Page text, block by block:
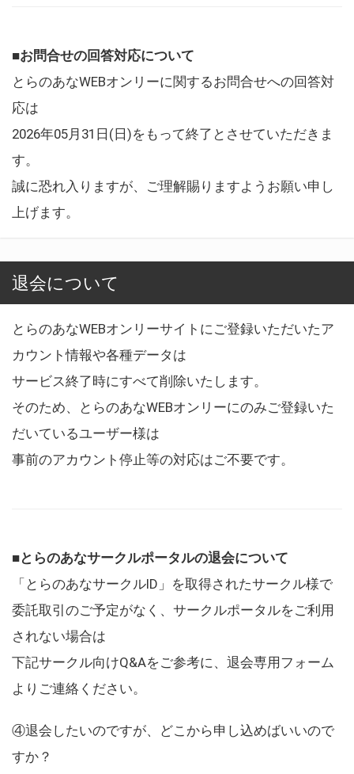
■お問合せの回答対応について
とらのあなWEBオンリーに関するお問合せへの回答対
応は
2026年05月31日(日)をもって終了とさせていただきま
す。
誠に恐れ入りますが、ご理解賜りますようお願い申し
上げます。
退会について
とらのあなWEBオンリーサイトにご登録いただいたア
カウント情報や各種データは
サービス終了時にすべて削除いたします。
そのため、とらのあなWEBオンリーにのみご登録いた
だいているユーザー様は
事前のアカウント停止等の対応はご不要です。
■とらのあなサークルポータルの退会について
「とらのあなサークルID」を取得されたサークル様で
委託取引のご予定がなく、サークルポータルをご利用
されない場合は
下記サークル向けQ&Aをご参考に、退会専用フォーム
よりご連絡ください。
④退会したいのですが、どこから申し込めばいいので
すか？